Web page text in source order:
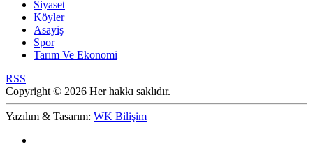
Siyaset
Köyler
Asayiş
Spor
Tarım Ve Ekonomi
RSS
Copyright © 2026 Her hakkı saklıdır.
Yazılım & Tasarım: WK Bilişim